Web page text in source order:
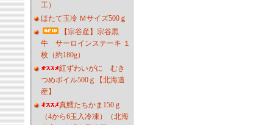
工）
ほたて玉冷 Ｍサイズ500ｇ
【宗谷産】宗谷黒
牛 サーロインステーキ １
枚（約180g）
紅ずわいがに むき
つめボイル500ｇ【北海道
産】
真鱈たちかま150ｇ
（4から6玉入冷凍）（北海